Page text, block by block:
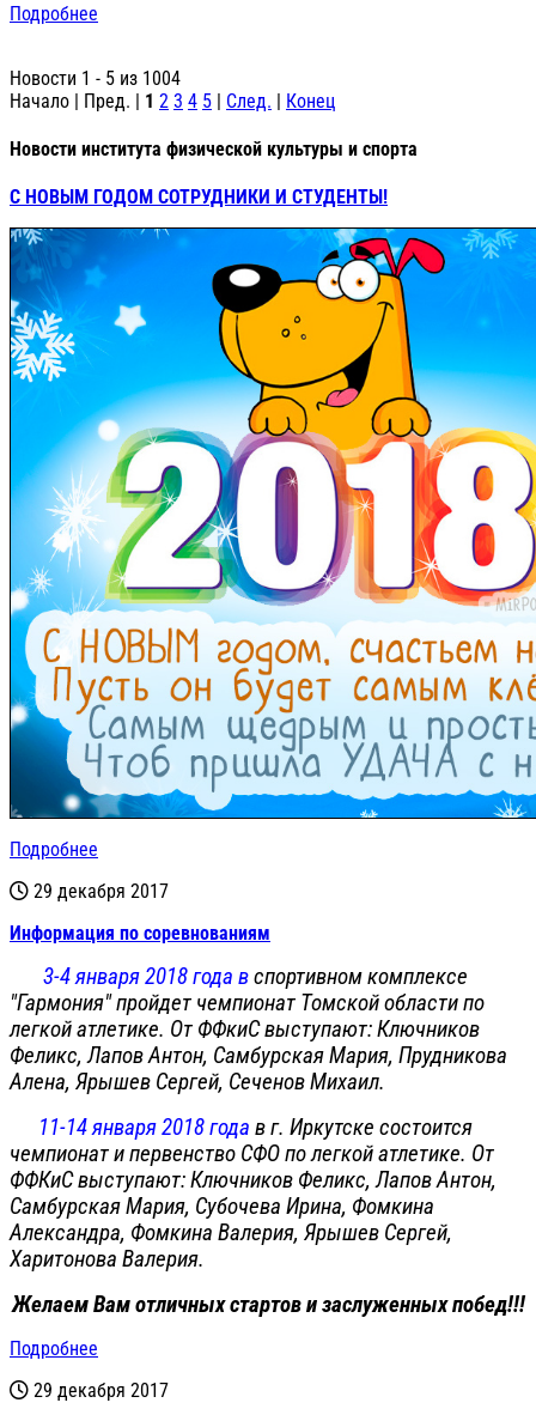
Подробнее
Новости 1 - 5 из 1004
Начало | Пред. | 1 2 3 4 5 | След. | Конец
Новости института физической культуры и спорта
С НОВЫМ ГОДОМ СОТРУДНИКИ И СТУДЕНТЫ!
Подробнее
29 декабря 2017
Информация по соревнованиям
3-4 января 2018 года вспортивном комплексе
"Гармония" пройдет чемпионат Томской области по
легкой атлетике. От ФФкиС выступают: Ключников
Феликс, Лапов Антон, Самбурская Мария, Прудникова
Алена, Ярышев Сергей, Сеченов Михаил.
11-14 января 2018 года в г. Иркутске состоится
чемпионат и первенство СФО по легкой атлетике. От
ФФКиС выступают: Ключников Феликс, Лапов Антон,
Самбурская Мария, Субочева Ирина, Фомкина
Александра, Фомкина Валерия, Ярышев Сергей,
Харитонова Валерия.
Желаем Вам отличных стартов и заслуженных побед!!!
Подробнее
29 декабря 2017